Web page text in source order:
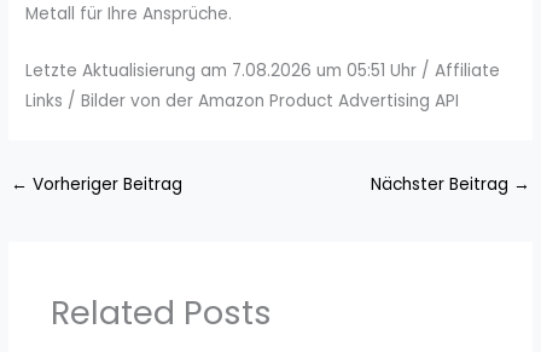
Metall für Ihre Ansprüche.
Letzte Aktualisierung am 7.08.2026 um 05:51 Uhr / Affiliate
Links / Bilder von der Amazon Product Advertising API
← Vorheriger Beitrag Nächster Beitrag →
Related Posts